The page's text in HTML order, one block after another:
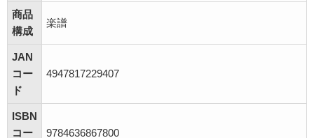
商品
構成
楽譜
JAN
コー
ド
4947817229407
ISBN
コー
9784636867800